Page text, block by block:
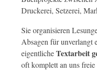
Druckerei, Setzerei,
Sie organisieren
Absagen für unverlangt
eigentlicheTextarbeit
oft komplett an uns